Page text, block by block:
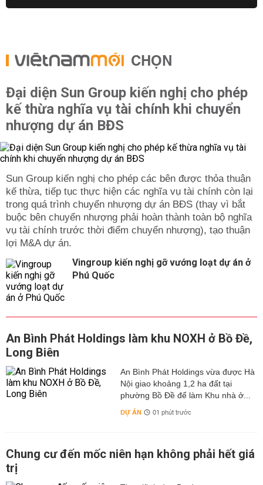
CHỌN
Đại diện Sun Group kiến nghị cho phép
kế thừa nghĩa vụ tài chính khi chuyển
nhượng dự án BĐS
Sun Group kiến nghị cho phép các bên được thỏa thuận
kế thừa, tiếp tục thực hiện các nghĩa vụ tài chính còn lại
trong quá trình chuyển nhượng dự án BĐS (thay vì bắt
buộc bên chuyển nhượng phải hoàn thành toàn bộ nghĩa
vụ tài chính trước thời điểm chuyển nhượng), tạo thuận
lợi M&A dự án.
Vingroup kiến nghị gỡ vướng loạt dự án ở
Phú Quốc
An Bình Phát Holdings làm khu NOXH ở Bồ Đề,
Long Biên
An Bình Phát Holdings vừa được Hà
Nội giao khoảng 1,2 ha đất tại
phường Bồ Đề để làm Khu nhà ở...
DỰ ÁN 01 phút trước
Chung cư đến mốc niên hạn không phải hết giá
trị